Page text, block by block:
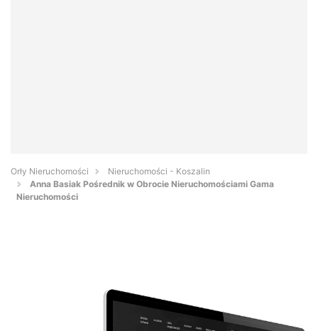
Orły Nieruchomości
Nieruchomości - Koszalin
Anna Basiak Pośrednik w Obrocie Nieruchomościami Gama
Nieruchomości